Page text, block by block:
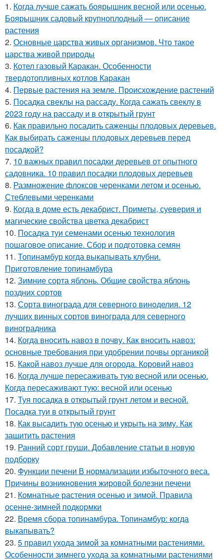
1. Когда лучше сажать боярышник весной или осенью.
Боярышник садовый крупноплодный — описание
растения
2. Основные царства живых организмов. Что такое
царства живой природы
3. Котел газовый Каракан. Особенности
твердотопливных котлов Каракан
4. Первые растения на земле. Происхождение растений
5. Посадка свеклы на рассаду. Когда сажать свеклу в
2023 году на рассаду и в открытый грунт
6. Как правильно посадить саженцы плодовых деревьев.
Как выбирать саженцы плодовых деревьев перед
посадкой?
7. 10 важных правил посадки деревьев от опытного
садовника. 10 правил посадки плодовых деревьев
8. Размножение флоксов черенками летом и осенью.
Стеблевыми черенками
9. Когда в доме есть декабрист. Приметы, суеверия и
магические свойства цветка декабрист
10. Посадка туи семенами осенью технология
пошаговое описание. Сбор и подготовка семян
11. Топинамбур когда выкапывать клубни.
Приготовление топинамбура
12. Зимние сорта яблонь. Общие свойства яблонь
поздних сортов
13. Сорта винограда для северного виноделия. 12
лучших винных сортов винограда для северного
виноградника
14. Когда вносить навоз в почву. Как вносить навоз:
основные требования при удобрении почвы органикой
15. Какой навоз лучше для огорода. Коровий навоз
16. Когда лучше пересаживать тую весной или осенью.
Когда пересаживают тую: весной или осенью
17. Туя посадка в открытый грунт летом и весной.
Посадка туи в открытый грунт
18. Как высадить тую осенью и укрыть на зиму. Как
защитить растения
19. Ранний сорт груши. Добавление статьи в новую
подборку
20. Функции печени В нормализации избыточного веса.
Причины возникновения жировой болезни печени
21. Комнатные растения осенью и зимой. Правила
осенне-зимней подкормки
22. Время сбора топинамбура. Топинамбур: когда
выкапывать?
23. 5 правил ухода зимой за комнатными растениями.
Особенности зимнего ухода за комнатными растениями